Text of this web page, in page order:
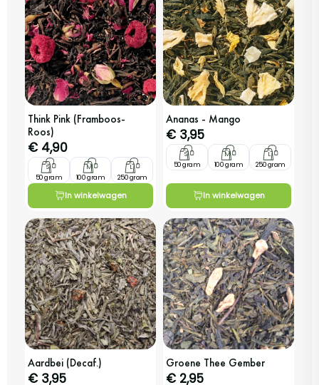
Think Pink (Framboos-
Roos)
€ 4,90
S
50 gram
M
100 gram
L
250 gram
In winkelwagen
Ananas - Mango
€ 3,95
S
50 gram
M
100 gram
L
250 gram
In winkelwagen
Aardbei (Decaf.)
€ 3,95
Groene Thee Gember
€ 2,95